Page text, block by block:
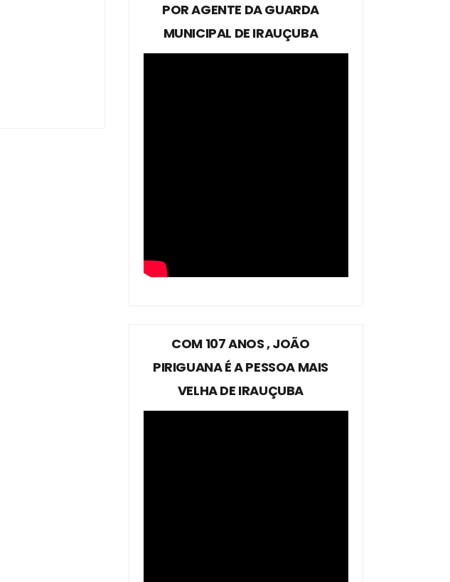
POR AGENTE DA GUARDA
MUNICIPAL DE IRAUÇUBA
COM 107 ANOS , JOÃO
PIRIGUANA É A PESSOA MAIS
VELHA DE IRAUÇUBA